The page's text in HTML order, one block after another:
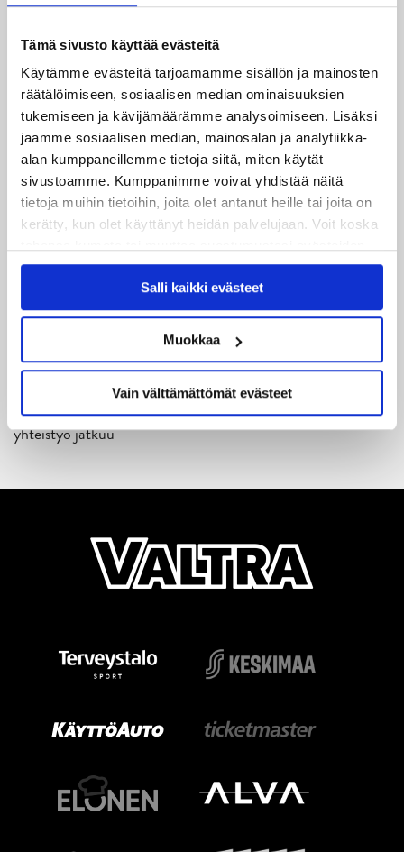
Tämä sivusto käyttää evästeitä
Käytämme evästeitä tarjoamamme sisällön ja mainosten
räätälöimiseen, sosiaalisen median ominaisuuksien
tukemiseen ja kävijämäärämme analysoimiseen. Lisäksi
jaamme sosiaalisen median, mainosalan ja analytiikka-
alan kumppaneillemme tietoja siitä, miten käytät
sivustoamme. Kumppanimme voivat yhdistää näitä
tietoja muihin tietoihin, joita olet antanut heille tai joita on
kerätty, kun olet käyttänyt heidän palvelujaan. Voit koska
käytöstäEvästeet-sivultamme.
Salli kaikki evästeet
Muokkaa
Vain välttämättömät evästeet
29.07.2026
JYPin harjoitusottelut tulevalle 2026-2027 kaudelle on
julkaistu!
27.07.2026
Ruotsalaishyökkääjä Arvid Costmar JYPiin
25.06.2026
JYP ja Secto Rally Finland yhteistyöhön
02.06.2026
Liiga-kauden 2026-2027 otteluohjelma on julkaistu!
27.05.2026
Reece Newkirk vahvistamaan JYP-hyökkäystä!
Jaatinen ja Liljamo jatkosopimuksiin – JYPin ja KeuPa HT:n
yhteistyö jatkuu